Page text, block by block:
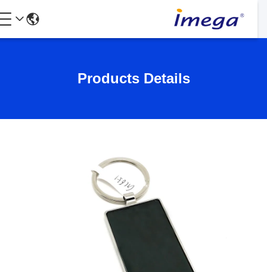
Products Details